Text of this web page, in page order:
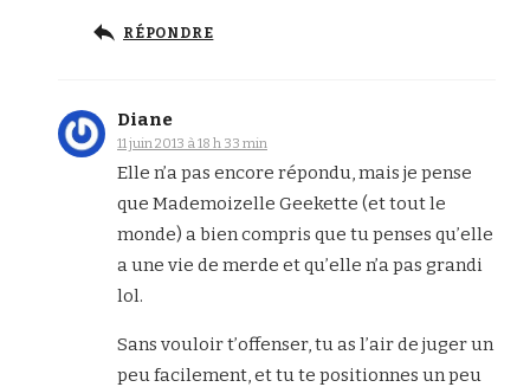
RÉPONDRE
Diane
11 juin 2013 à 18 h 33 min
Elle n’a pas encore répondu, mais je pense
que Mademoizelle Geekette (et tout le
monde) a bien compris que tu penses qu’elle
a une vie de merde et qu’elle n’a pas grandi
lol.
Sans vouloir t’offenser, tu as l’air de juger un
peu facilement, et tu te positionnes un peu